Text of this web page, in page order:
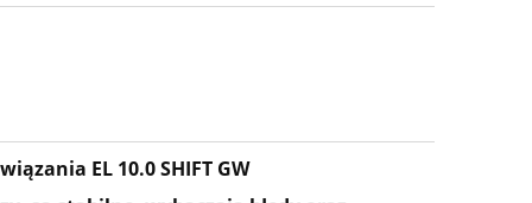
EL 10.0 SHIFT GW